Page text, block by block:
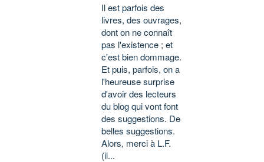
Il est parfois des
livres, des ouvrages,
dont on ne connaît
pas l'existence ; et
c'est bien dommage.
Et puis, parfois, on a
l'heureuse surprise
d'avoir des lecteurs
du blog qui vont font
des suggestions. De
belles suggestions.
Alors, merci à L.F.
(il...